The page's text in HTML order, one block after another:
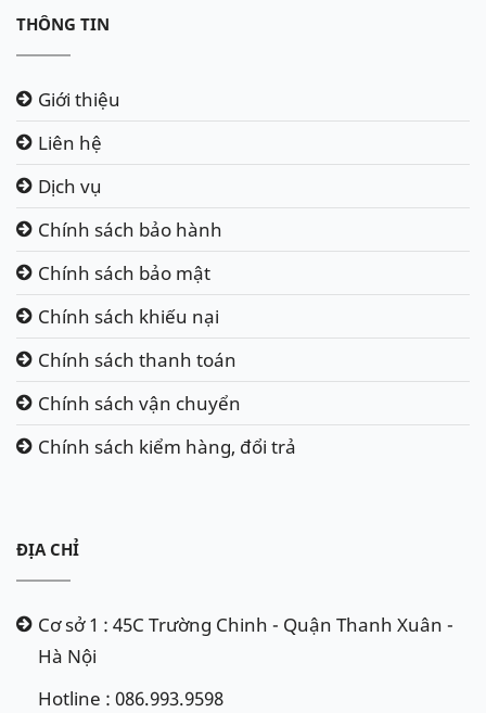
THÔNG TIN
Giới thiệu
Liên hệ
Dịch vụ
Chính sách bảo hành
Chính sách bảo mật
Chính sách khiếu nại
Chính sách thanh toán
Chính sách vận chuyển
Chính sách kiểm hàng, đổi trả
ĐỊA CHỈ
Cơ sở 1 : 45C Trường Chinh - Quận Thanh Xuân -
Hà Nội
Hotline : 086.993.9598